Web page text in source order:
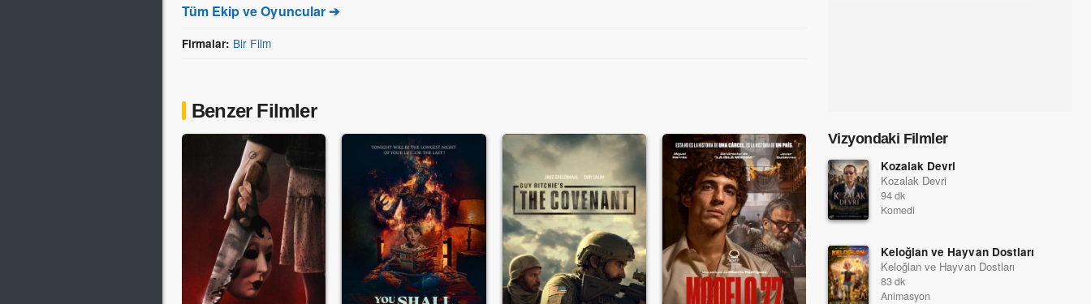
Tüm Ekip ve Oyuncular ➔
Firmalar: Bir Film
Benzer Filmler
Vizyondaki Filmler
Kozalak Devri
Kozalak Devri
94 dk
Komedi
Keloğlan ve Hayvan Dostları
Keloğlan ve Hayvan Dostları
83 dk
Animasyon